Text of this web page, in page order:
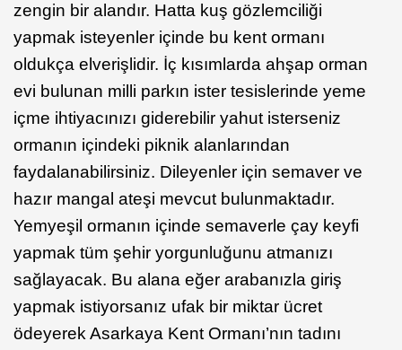
zengin bir alandır. Hatta kuş gözlemciliği
yapmak isteyenler içinde bu kent ormanı
oldukça elverişlidir. İç kısımlarda ahşap orman
evi bulunan milli parkın ister tesislerinde yeme
içme ihtiyacınızı giderebilir yahut isterseniz
ormanın içindeki piknik alanlarından
faydalanabilirsiniz. Dileyenler için semaver ve
hazır mangal ateşi mevcut bulunmaktadır.
Yemyeşil ormanın içinde semaverle çay keyfi
yapmak tüm şehir yorgunluğunu atmanızı
sağlayacak. Bu alana eğer arabanızla giriş
yapmak istiyorsanız ufak bir miktar ücret
ödeyerek Asarkaya Kent Ormanı’nın tadını